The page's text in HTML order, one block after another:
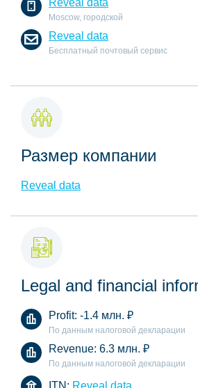
Reveal data
Moscow, городской
Reveal data
Бесплатный почтовый сервис
Размер компании
Reveal data
Legal and financial
Profit: -1.4 млн. ₽
По данным налоговой декларации
Revenue: 6.3 млн. ₽
По данным налоговой декларации